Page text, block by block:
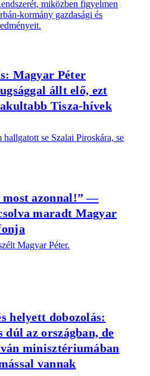
miközben figyelmen
kormány gazdasági és
Magyar Péter
állt elő, ezt
Tisza-hívek
se Szalai Piroskára, se
azonnal!” —
maradt Magyar
Magyar Péter.
helyett dobozolás:
az országban, de
minisztériumában
vannak